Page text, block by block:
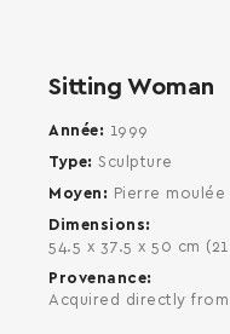
Sitting Woman
Année
1999
Type
Sculpture
Moyen
Pierre moulée
Dimensions
54.5 x 37.5 x 50 cm
Provenance
Acquired directly